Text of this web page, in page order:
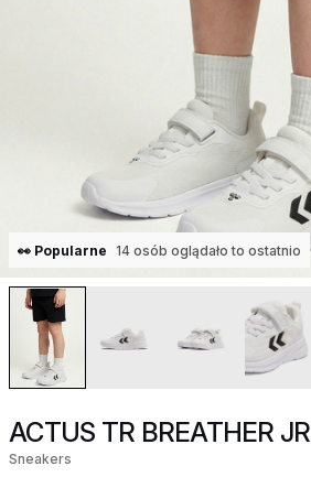
👀 Popularne 14 osób oglądało to ostatnio
ACTUS TR BREATHER JR
Sneakers